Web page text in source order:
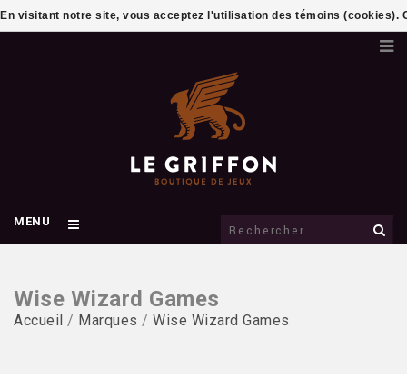
MENU
Wise Wizard Games
Accueil / Marques / Wise Wizard Games
En visitant notre site, vous acceptez l'utilisation des témoins